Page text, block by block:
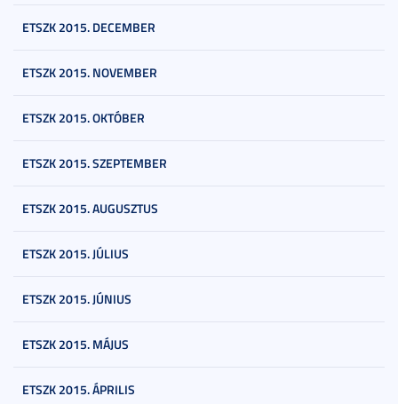
ETSZK 2015. DECEMBER
ETSZK 2015. NOVEMBER
ETSZK 2015. OKTÓBER
ETSZK 2015. SZEPTEMBER
ETSZK 2015. AUGUSZTUS
ETSZK 2015. JÚLIUS
ETSZK 2015. JÚNIUS
ETSZK 2015. MÁJUS
ETSZK 2015. ÁPRILIS